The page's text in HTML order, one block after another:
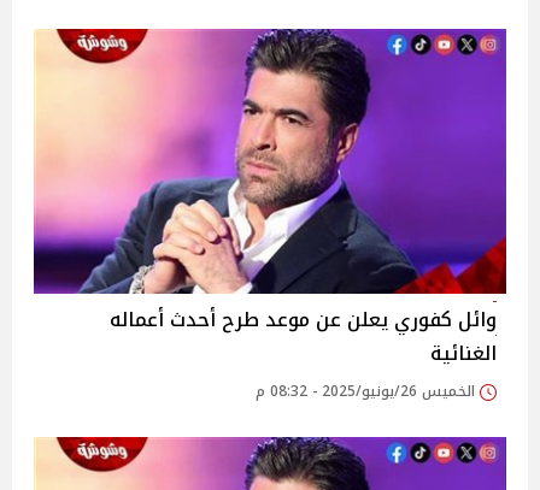
وائل كفوري يعلن عن موعد طرح أحدث أعماله
الغنائية
الخميس 26/يونيو/2025 - 08:32 م